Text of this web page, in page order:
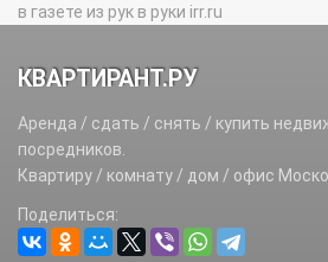
в газете из рук в руки irr.ru
КВАРТИРАНТ.РУ
Аренда / сдать / снять / купить
посредников.
Квартиру / комнату / дом / офис
Поделиться: